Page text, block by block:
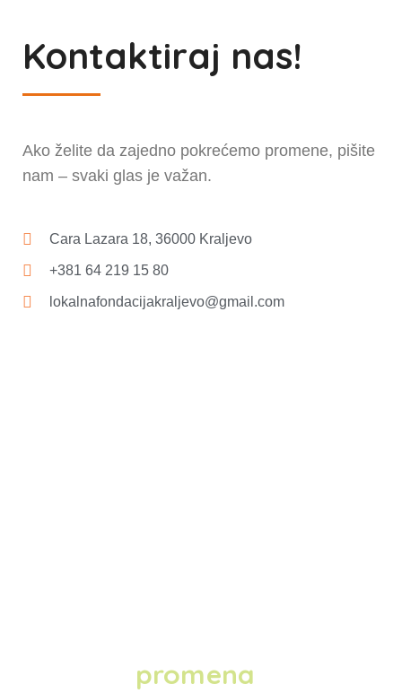
Kontaktiraj nas!
Ako želite da zajedno pokrećemo promene, pišite
nam – svaki glas je važan.
Cara Lazara 18, 36000 Kraljevo
+381 64 219 15 80
lokalnafondacijakraljevo@gmail.com
promena